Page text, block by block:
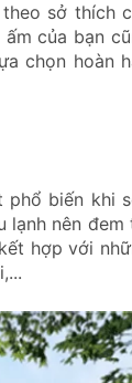
sở thích
của bạn
chọn hoàn
phổ biến khi
lạnh nên đem
hợp với